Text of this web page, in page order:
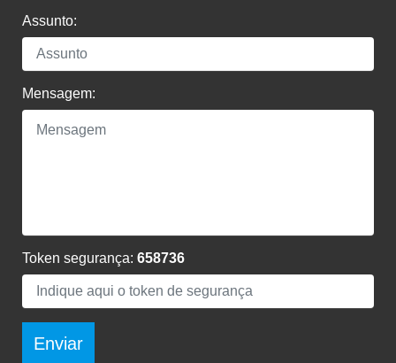
Assunto:
Mensagem:
Token segurança: 658736
Enviar